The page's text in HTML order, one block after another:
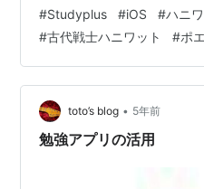
知ない方はぜひチェックして
のとおり私が2019年5月に
半が過ぎていましたので、
の働き方について思うこと
これま…
#Studyplus #iOS #ハニ
#古代戦士ハニワット #ポ
toto’s blog • 5年前
勉強アプリの活用